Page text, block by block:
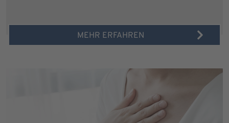
MEHR ERFAHREN